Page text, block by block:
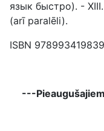
язык быстро). -
(arī paralēli).
ISBN
---